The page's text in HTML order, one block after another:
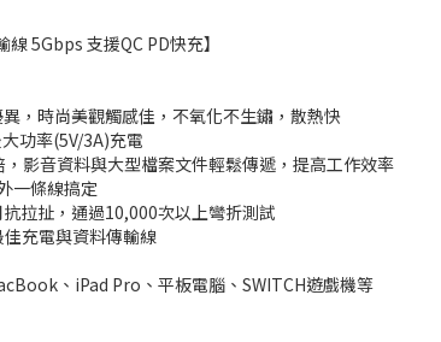
5Gbps 支援QC PD快充】
，時尚美觀觸感佳，不氧化不生鏽，散熱快
功率(5V/3A)充電
影音資料與大型檔案文件輕鬆傳遞，提高工作效率
一條線搞定
拉扯，通過10,000次以上彎折測試
充電與資料傳輸線
、iPad Pro、平板電腦、SWITCH遊戲機等